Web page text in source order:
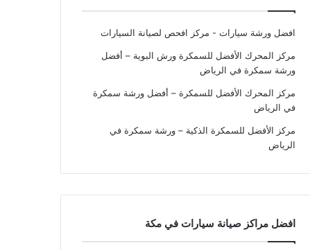
افضل ورشة سيارات - مركز افحص لصيانة السيارات
مركز المحرك الأفضل للسمكرة ورش البوية – أفضل
ورشة سمكرة في الرياض
مركز المحرك الأفضل للسمكرة – أفضل ورشة سمكرة
في الرياض
مركز الأفضل للسمكرة الذكية – ورشة سمكرة في
الرياض
افضل مراكز صيانة سيارات في مكة